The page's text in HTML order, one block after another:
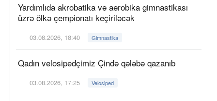
Yardımlıda akrobatika və aerobika gimnastikası
üzrə ölkə çempionatı keçiriləcək
03.08.2026, 18:40 Gimnastika
Qadın velosipedçimiz Çində qələbə qazanıb
03.08.2026, 17:25 Velosiped